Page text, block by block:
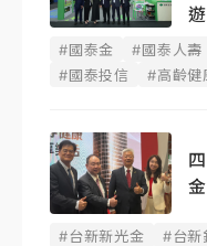
#國泰金 #國泰人壽
#國泰投信
#高齡健
#台新新光金 #台新